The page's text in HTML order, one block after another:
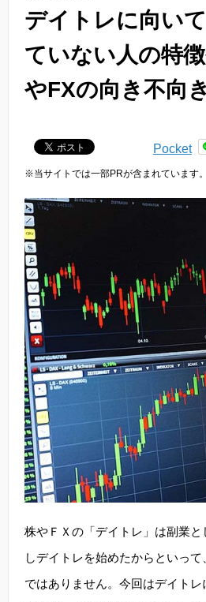
デイトレに向い
ていない人の特
やFXの向き不向き
Pocket
※当サイトでは一部PRが含まれています。
株やＦＸの「デイトレ」は副業
しデイトレを始めたからといっ
ではありません。今回はデイト